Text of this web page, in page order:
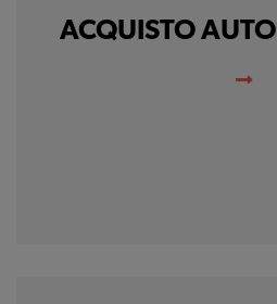
ACQUISTO